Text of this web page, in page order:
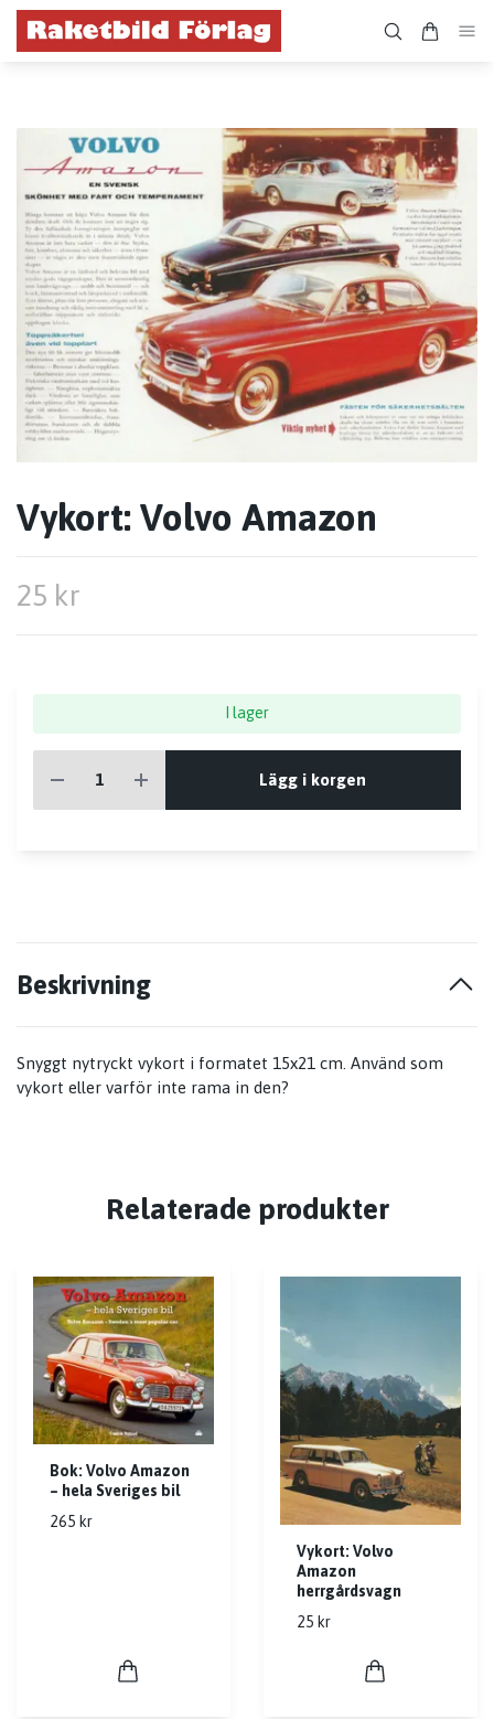
Vykort: Volvo Amazon
25 kr
I lager
Lägg i korgen
Beskrivning
Snyggt nytryckt vykort i formatet 15x21 cm. Använd som
vykort eller varför inte rama in den?
Relaterade produkter
Bok: Volvo Amazon
– hela Sveriges bil
265 kr
Vykort: Volvo
Amazon
herrgårdsvagn
25 kr